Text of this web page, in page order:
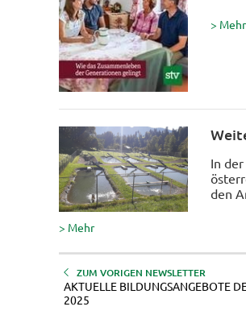
> Mehr
In
den
> Mehr
ZUM VORIGEN NEWSLETTER
AKTUELLE BILDUNGSANGEBOTE
2025